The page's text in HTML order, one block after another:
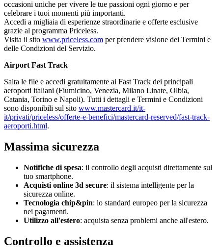
occasioni uniche per vivere le tue passioni ogni giorno e per
celebrare i tuoi momenti più importanti.
Accedi a migliaia di esperienze straordinarie e offerte esclusive
grazie al programma Priceless.
Visita il sito www.priceless.com per prendere visione dei Termini e
delle Condizioni del Servizio.
Airport Fast Track
Salta le file e accedi gratuitamente ai Fast Track dei principali
aeroporti italiani (Fiumicino, Venezia, Milano Linate, Olbia,
Catania, Torino e Napoli). Tutti i dettagli e Termini e Condizioni
sono disponibili sul sito www.mastercard.it/it-
it/privati/priceless/offerte-e-benefici/mastercard-reserved/fast-track-
aeroporti.html.
Massima sicurezza
Notifiche di spesa: il controllo degli acquisti direttamente sul
tuo smartphone.
Acquisti online 3d secure: il sistema intelligente per la
sicurezza online.
Tecnologia chip&pin: lo standard europeo per la sicurezza
nei pagamenti.
Utilizzo all'estero: acquista senza problemi anche all'estero.
Controllo e assistenza